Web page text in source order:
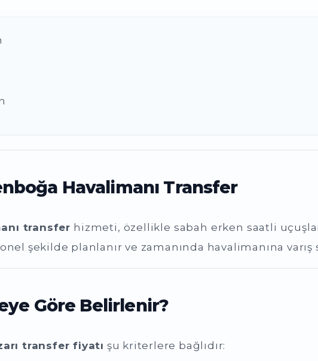
Havalimanı Transfer
transfer hizmeti, özellikle sabah erken saatli
şekilde planlanır ve zamanında havalimanına varış
Göre Belirlenir?
transfer fiyatı şu kriterlere bağlıdır: